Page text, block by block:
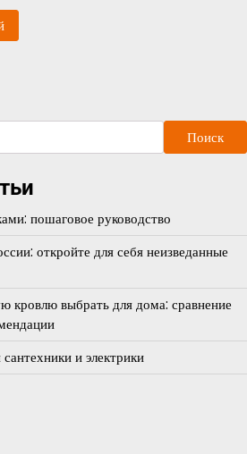
Поиск
пошаговое руководство
откройте для себя неизведанные
кровлю выбрать для дома: сравнение
и электрики